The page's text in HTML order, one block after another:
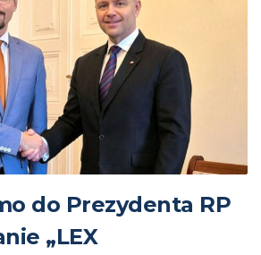
do Prezydenta RP
„LEX